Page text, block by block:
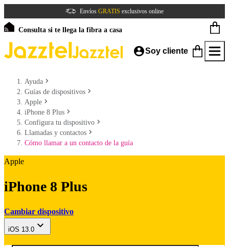
Envíos GRATIS exclusivos online
Consulta si te llega la fibra a casa
Soy cliente
Ayuda
Guías de dispositivos
Apple
iPhone 8 Plus
Configura tu dispositivo
Llamadas y contactos
Cómo llamar a un contacto de la guía
Apple
iPhone 8 Plus
Cambiar dispositivo
iOS 13.0